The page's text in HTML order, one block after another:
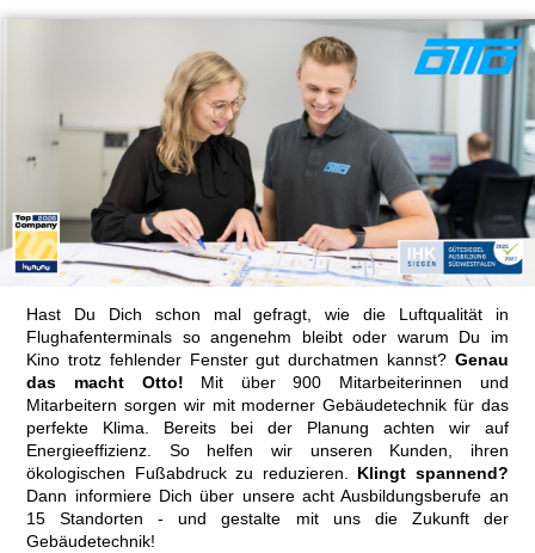
Hast Du Dich schon mal gefragt, wie die Luftqualität in
Flughafenterminals so angenehm bleibt oder warum Du im
Kino trotz fehlender Fenster gut durchatmen kannst? Genau
das macht Otto! Mit über 900 Mitarbeiterinnen und
Mitarbeitern sorgen wir mit moderner Gebäudetechnik für das
perfekte Klima. Bereits bei der Planung achten wir auf
Energieeffizienz. So helfen wir unseren Kunden, ihren
ökologischen Fußabdruck zu reduzieren. Klingt spannend?
Dann informiere Dich über unsere acht Ausbildungsberufe an
15 Standorten - und gestalte mit uns die Zukunft der
Gebäudetechnik!